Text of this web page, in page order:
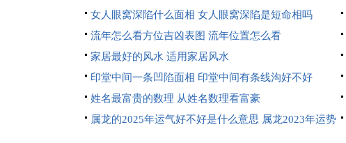
女人眼窝深陷什么面相 女人眼窝深陷是短命相吗
流年怎么看方位吉凶表图 流年位置怎么看
家居最好的风水 适用家居风水
印堂中间一条凹陷面相 印堂中间有条线沟好不好
姓名最富贵的数理 从姓名数理看富豪
属龙的2025年运气好不好是什么意思 属龙2023年运势